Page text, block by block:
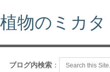
植物のミカタ
ブログ内検索 ：